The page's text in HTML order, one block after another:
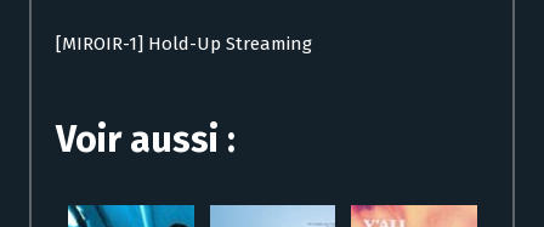
[MIROIR-1] Hold-Up Streaming
Voir aussi :